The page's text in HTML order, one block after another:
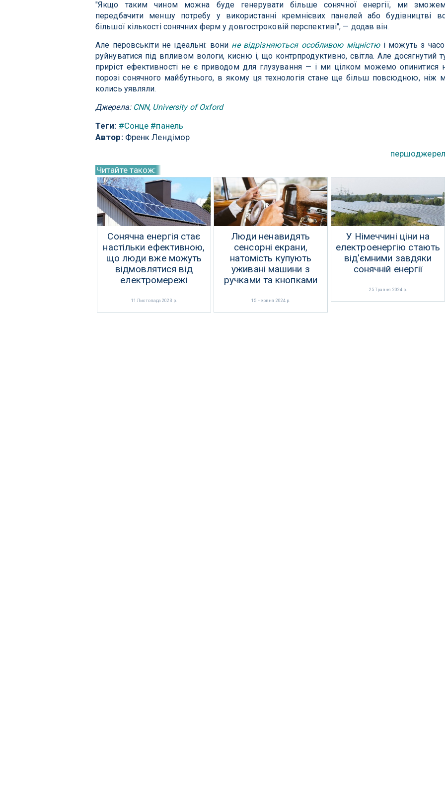
"Якщо таким чином можна буде генерувати більше сонячної енергії, ми
передбачити меншу потребу у використанні кремнієвих панелей або будівництві
більшої кількості сонячних ферм у довгостроковій перспективі", — додав він.
Але перовськіти не ідеальні: вони не відрізняються особливою міцністюі можуть з
руйнуватися під впливом вологи, кисню і, що контрпродуктивно, світла. Але досягнутий
приріст ефективності не є приводом для глузування — і ми цілком можемо опинитися
порозі сонячного майбутнього, в якому ця технологія стане ще більш повсюдною, ніж
колись уявляли.
Джерела: CNN, University of Oxford
Теги: #Сонце #панель
Автор:Френк Лендімор
Читайте також:
Сонячна енергія стає
настільки ефективною,
що люди вже можуть
відмовлятися від
електромережі
11 Листопада 2023 р.
Люди ненавидять
сенсорні екрани,
натомість купують
уживані машини з
ручками та кнопками
15 Червня 2024 р.
У Німеччині ціни на
електроенергію стають
від'ємними завдяки
сонячній енергії
25 Травня 2024 р.